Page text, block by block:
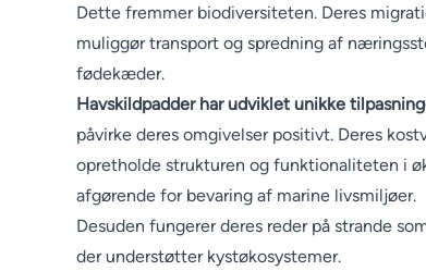
Dette fremmer biodiversiteten. Deres
muliggør transport og spredning af
fødekæder.
Havskildpadder har udviklet unikke
påvirke deres omgivelser positivt. Deres
opretholde strukturen og funktionaliteten i
afgørende for bevaring af marine livsmiljøer.
Desuden fungerer deres reder på strande
der understøtter kystøkosystemer.